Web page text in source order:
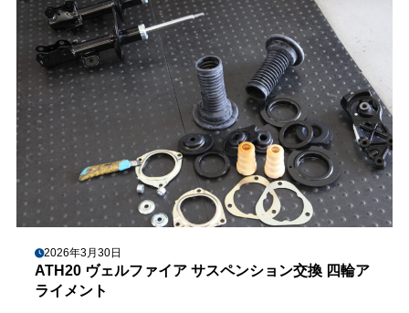
2026年3月30日
ATH20 ヴェルファイア サスペンション交換 四輪ア
ライメント